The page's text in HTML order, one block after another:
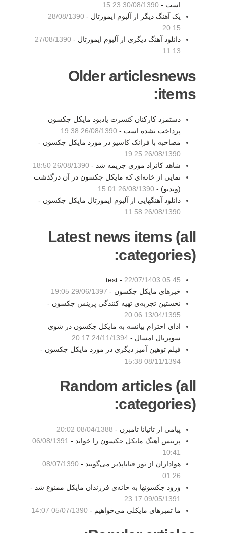
است - 30/08/1390 15:23
یک آهنگ دیگر از آلبوم ایمورتال - 28/08/1390
20:15
دانلود آهنگ دیگری از آلبوم ایمورتال - 27/08/1390
11:13
Older articlesnews
items:
دستمزد کارکنان کنسرت یادبود مایکل جکسون
پرداخت نشده است - 26/08/1390 19:38
مصاحبه با فرانک کاسیو در مورد مایکل جکسون -
26/08/1390 19:25
شاهد کانراد موری جریمه شد - 26/08/1390 18:50
نمایی از خانه‌ای که مایکل جکسون در آن درگذشت
(ویدیو) - 26/08/1390 15:01
دانلود آهنگهایی از آلبوم ایمورتال مایکل جکسون -
26/08/1390 11:58
Latest news items (all
categories):
test - 22/07/1403 05:45
خبرهای مایکل جکسون - 29/06/1397 19:05
نخستین تجربه‌ی تهیه کنندگی پرینس جکسون -
13/04/1395 20:06
ادای احترام بیانسه به مایکل جکسون در شوی
سوپربال امسال - 24/11/1394 20:17
فیلم توهین آمیز دیگری در مورد مایکل جکسون -
08/11/1394 15:38
Random articles (all
categories):
پیامی از تاتیانا تامبزن - 08/04/1388 20:02
پرینس آهنگ مایکل جکسون را خواند - 06/08/1391
10:41
هواداران از تور فناناپذیر می‌گویند - 08/07/1390
01:26
ورود جکسونها به خانه‌ی فرزندان مایکل ممنوع شد -
09/05/1391 23:17
ما تمبرهای مایکلی می‌خواهیم - 05/07/1390 14:07